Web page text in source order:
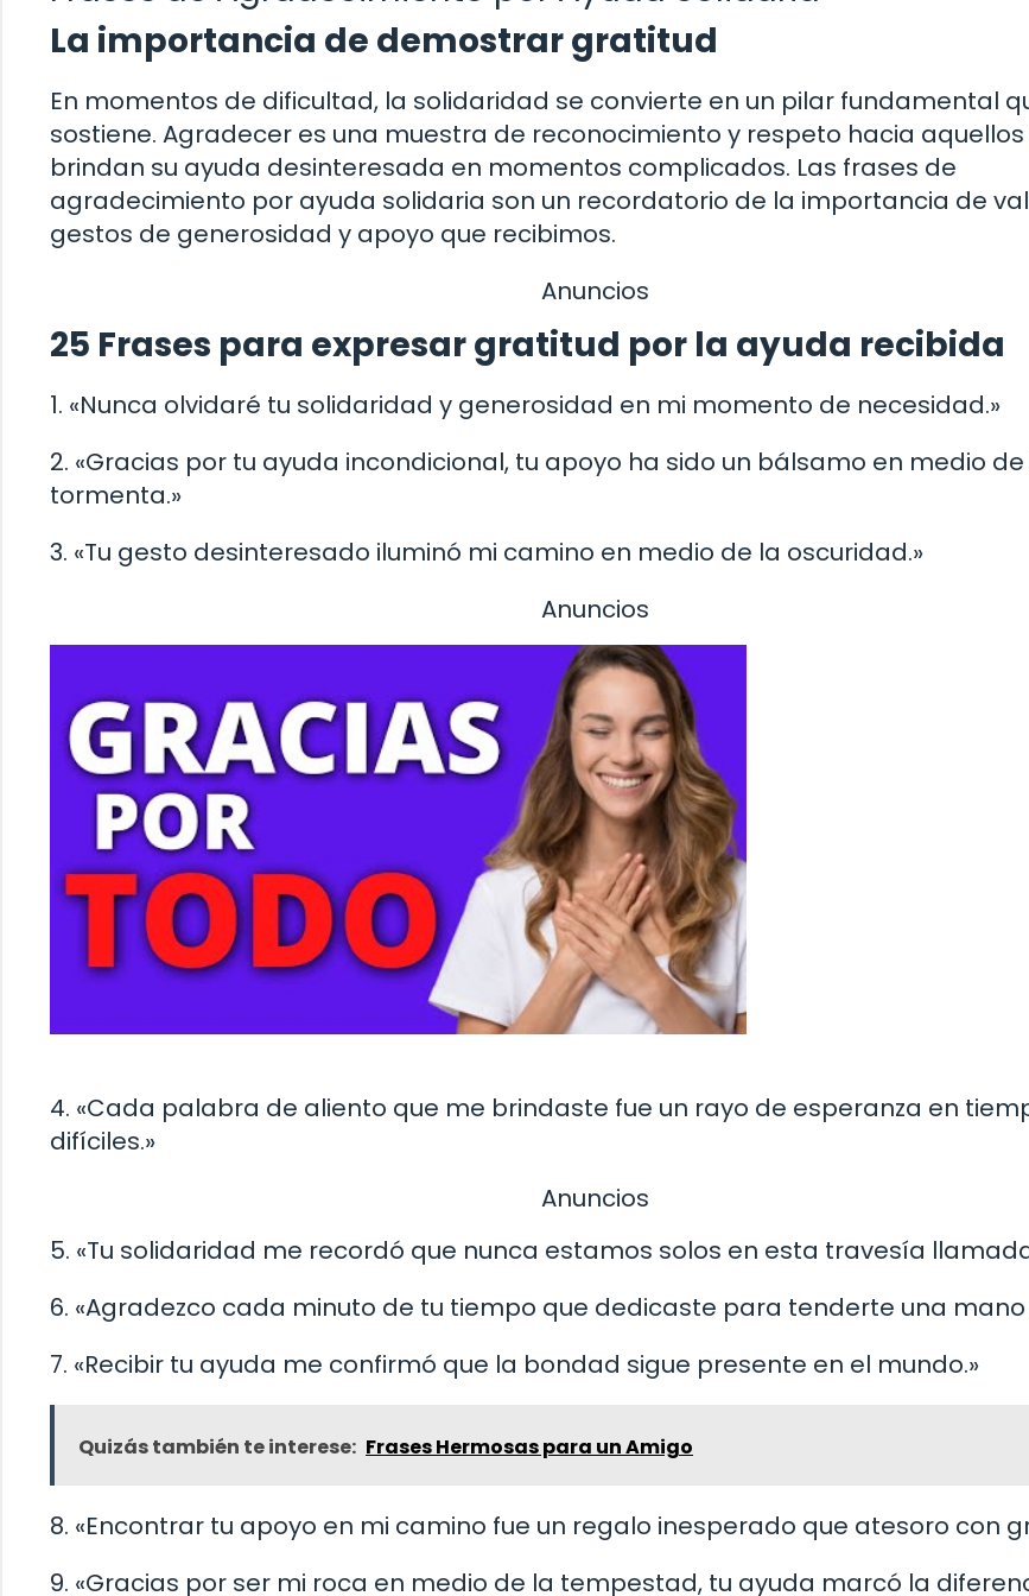
La importancia de demostrar gratitud
En momentos de dificultad, la solidaridad se convierte en un pilar fundamental
sostiene. Agradecer es una muestra de reconocimiento y respeto hacia aquellos
brindan su ayuda desinteresada en momentos complicados. Las frases de
agradecimiento por ayuda solidaria son un recordatorio de la importancia de
gestos de generosidad y apoyo que recibimos.
Anuncios
25 Frases para expresar gratitud por la ayuda recibida
1. «Nunca olvidaré tu solidaridad y generosidad en mi momento de necesidad.»
2. «Gracias por tu ayuda incondicional, tu apoyo ha sido un bálsamo en medio de
tormenta.»
3. «Tu gesto desinteresado iluminó mi camino en medio de la oscuridad.»
Anuncios
4. «Cada palabra de aliento que me brindaste fue un rayo de esperanza en
difíciles.»
Anuncios
5. «Tu solidaridad me recordó que nunca estamos solos en esta travesía
6. «Agradezco cada minuto de tu tiempo que dedicaste para tenderte una
7. «Recibir tu ayuda me confirmó que la bondad sigue presente en el mundo.»
Quizás también te interese: Frases Hermosas para un Amigo
8. «Encontrar tu apoyo en mi camino fue un regalo inesperado que atesoro con
9. «Gracias por ser mi roca en medio de la tempestad, tu ayuda marcó la